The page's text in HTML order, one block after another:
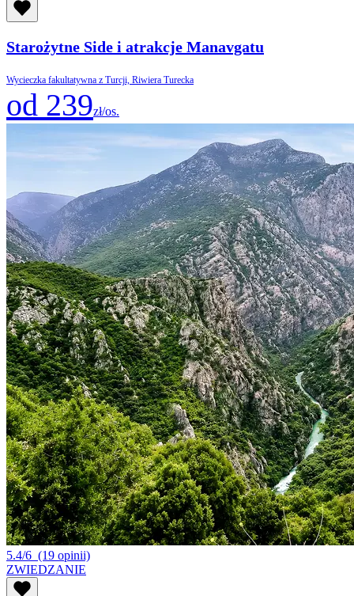
Starożytne Side i atrakcje Manavgatu
Wycieczka fakultatywna z Turcji, Riwiera Turecka
od 239zł/os.
5.4/6 (19 opinii)
ZWIEDZANIE